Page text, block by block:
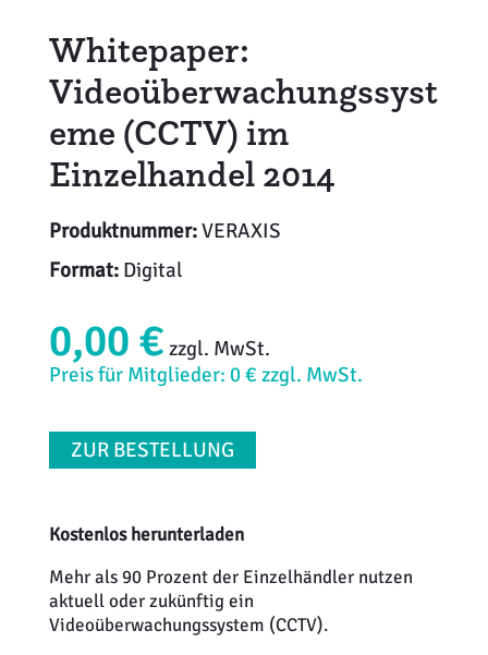
Whitepaper:
Videoüberwachungssyst
eme (CCTV) im
Einzelhandel 2014
Produktnummer:VERAXIS
Format:Digital
0,00 € zzgl. MwSt.
Preis für Mitglieder: 0 € zzgl. MwSt.
ZUR BESTELLUNG
Kostenlos herunterladen
Mehr als 90 Prozent der Einzelhändler nutzen
aktuell oder zukünftig ein
Videoüberwachungssystem (CCTV).